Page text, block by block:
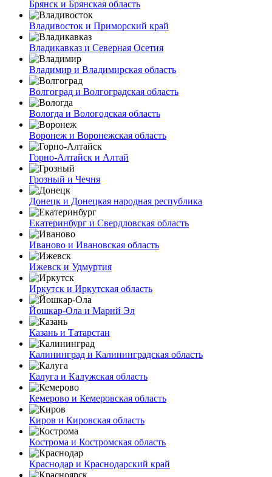
Брянск и Брянская область
Владивосток и Приморский край
Владикавказ и Северная Осетия
Владимир и Владимирская область
Волгоград и Волгоградская область
Вологда и Вологодская область
Воронеж и Воронежская область
Горно-Алтайск и Алтай
Грозный и Чечня
Донецк и Донецкая народная республика
Екатеринбург и Свердловская область
Иваново и Ивановская область
Ижевск и Удмуртия
Иркутск и Иркутская область
Йошкар-Ола и Марий Эл
Казань и Татарстан
Калининград и Калининградская область
Калуга и Калужская область
Кемерово и Кемеровская область
Киров и Кировская область
Кострома и Костромская область
Краснодар и Краснодарский край